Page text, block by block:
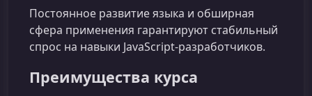
Постоянное развитие языка и обширная
сфера применения гарантируют стабильный
спрос на навыки JavaScript-разработчиков.
Преимущества курса